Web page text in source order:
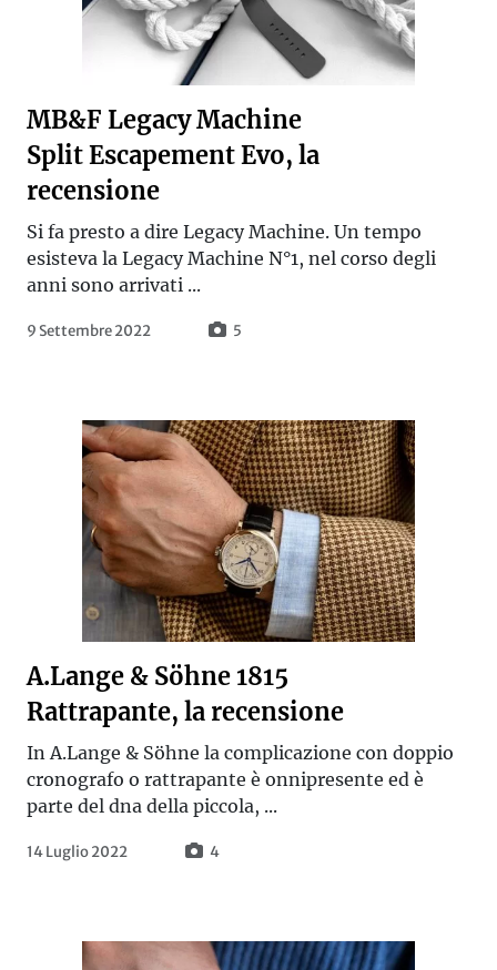
MB&F Legacy Machine
Split Escapement Evo, la
recensione
Si fa presto a dire Legacy Machine. Un tempo
esisteva la Legacy Machine N°1, nel corso degli
anni sono arrivati ...
9 Settembre 2022 5
A.Lange & Söhne 1815
Rattrapante, la recensione
In A.Lange & Söhne la complicazione con doppio
cronografo o rattrapante è onnipresente ed è
parte del dna della piccola, ...
14 Luglio 2022 4